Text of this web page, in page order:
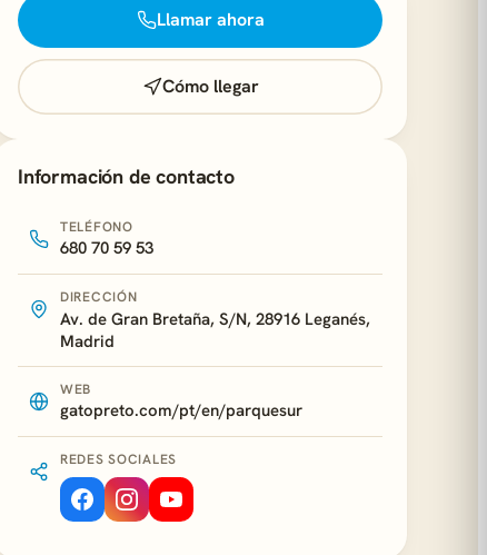
Llamar ahora
Cómo llegar
Información de contacto
TELÉFONO
680 70 59 53
DIRECCIÓN
Av. de Gran Bretaña, S/N, 28916 Leganés,
Madrid
WEB
gatopreto.com/pt/en/parquesur
REDES SOCIALES